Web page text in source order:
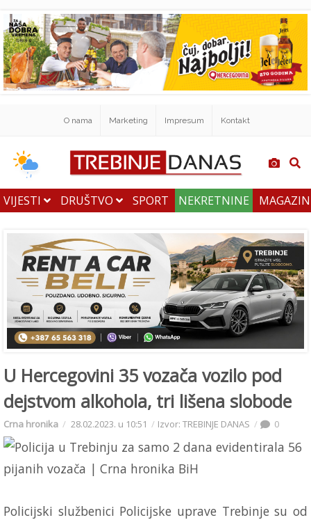
O nama Marketing Impresum Kontakt
VIJESTI DRUŠTVO SPORT NEKRETNINE
U Hercegovini 35 vozača vozilo pod
dejstvom alkohola, tri lišena slobode
Crna hronika 28.02.2023. u 10:51 Izvor: TREBINJE DANAS 0
Policijski službenici Policijske uprave Trebinje su od